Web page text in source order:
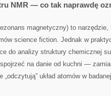
NMR — co tak naprawdę
magnetyczny) to
science fiction. Jednak w
do analizy struktury chemicznej
na danie od kuchni —
układ atomów w